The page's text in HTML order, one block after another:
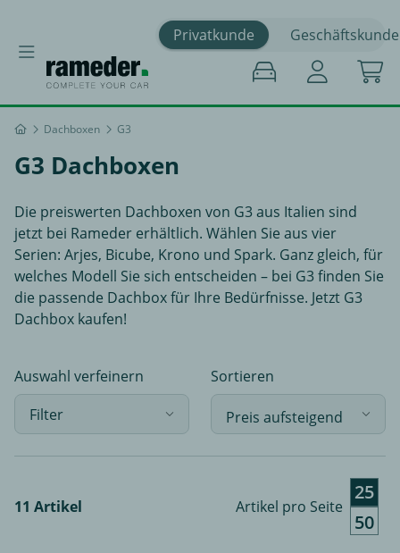
Privatkunde Geschäftskunde
Dachboxen G3
G3 Dachboxen
Die preiswerten Dachboxen von G3 aus Italien sind
jetzt bei Rameder erhältlich. Wählen Sie aus vier
Serien: Arjes, Bicube, Krono und Spark. Ganz gleich, für
welches Modell Sie sich entscheiden – bei G3 finden Sie
die passende Dachbox für Ihre Bedürfnisse. Jetzt G3
Dachbox kaufen!
Auswahl verfeinern
Filter
Sortieren
11 Artikel Artikel pro Seite
25
50